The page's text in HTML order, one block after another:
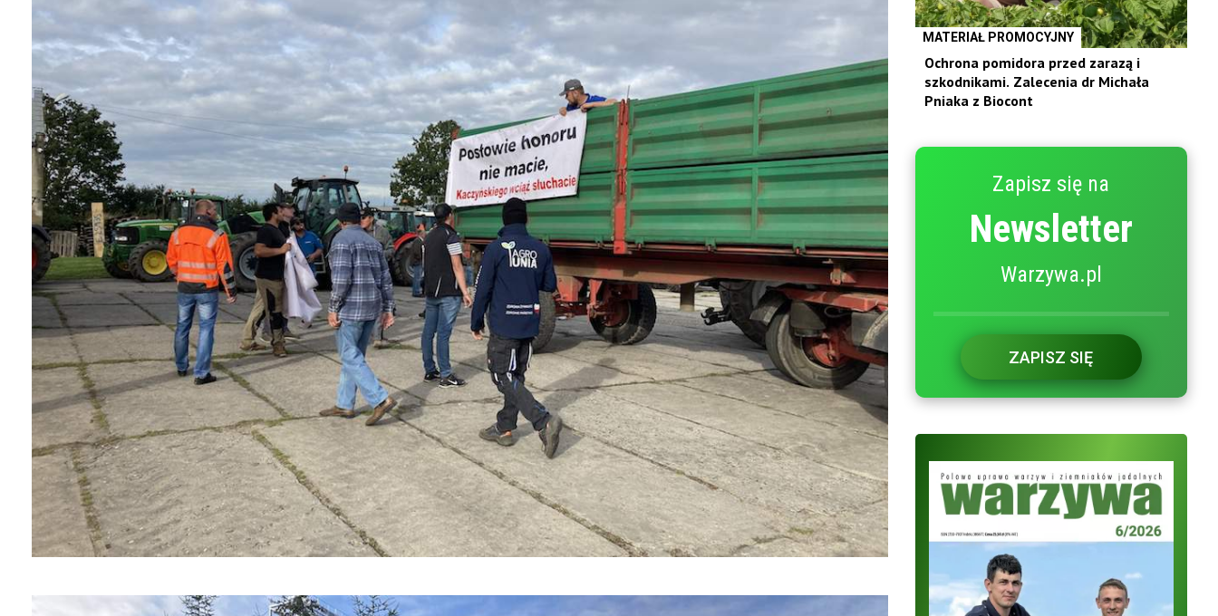
MATERIAŁ PROMOCYJNY
Ochrona pomidora przed zarazą i
szkodnikami. Zalecenia dr Michała
Pniaka z Biocont
Zapisz się na
Newsletter
Warzywa.pl
ZAPISZ SIĘ